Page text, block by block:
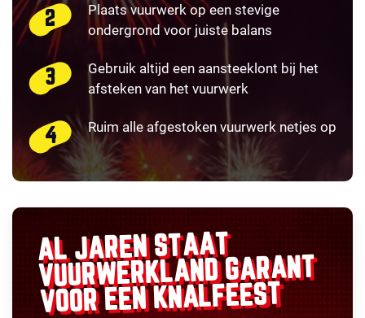
Plaats vuurwerk op een stevige
ondergrond voor juiste balans
Gebruik altijd een aansteeklont bij het
afsteken van het vuurwerk
Ruim alle afgestoken vuurwerk netjes op
AL JAREN STAAT
VUURWERKLANDGARANT
VOOR EEN KNALFEEST